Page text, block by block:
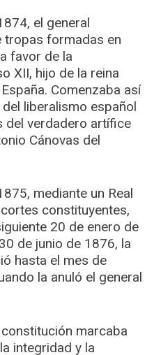
el general
tropas formadas en
favor de la
XII, hijo de la reina
Comenzaba así
liberalismo español
del verdadero artífice
Cánovas del
mediante un Real
constituyentes,
20 de enero de
de junio de 1876, la
hasta el mes de
la anuló el general
marcaba
integridad y la